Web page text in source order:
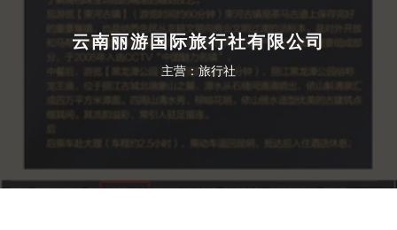
云南丽游国际旅行社有限公司
主营：旅行社